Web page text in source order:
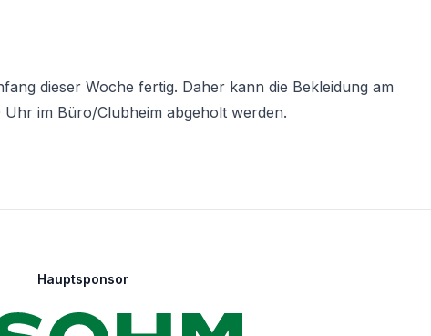
dieser Woche fertig. Daher kann die Bekleidung am
Uhr im Büro/Clubheim abgeholt werden.
Hauptsponsor